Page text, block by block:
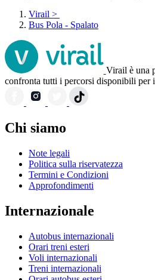
Virail >
Bus Pola - Spalato
Virail è una
confronta tutti i percorsi disponibili per
Chi siamo
Note legali
Politica sulla riservatezza
Termini e Condizioni
Approfondimenti
Internazionale
Autobus internazionali
Orari treni esteri
Voli internazionali
Treni internazionali